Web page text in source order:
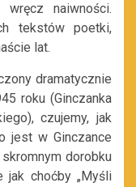
wręcz naiwności.
tekstów poetki,
lat.
dramatycznie
roku (Ginczanka
czujemy, jak
jest w Ginczance
dorobku
jak choćby „Myśli